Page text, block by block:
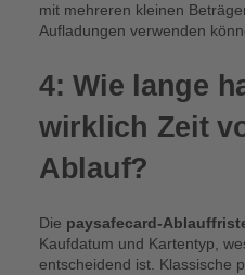
mit mehreren kleinen
Aufladungen verwenden
4: Wie lange
wirklich Zeit
Ablauf?
Die paysafecard-
Kaufdatum und Kartentyp,
entscheidend ist. Klassische